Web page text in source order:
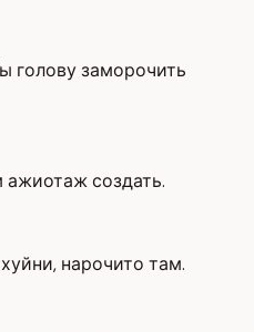
голову заморочить
ажиотаж создать.
нарочито там.